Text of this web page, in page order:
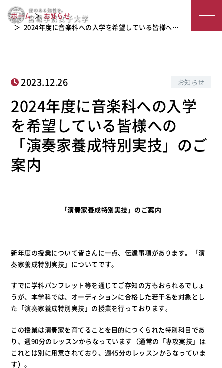
城
子
大
学
いる皆様への 「演奏家養成特別実技」
のご案内
ホーム
お知らせ
2024年度に音楽科への入学を希望している皆様へ…
2023.12.26 お知らせ
2024年度に音楽科への入学
を希望している皆様への
「演奏家養成特別実技」のご
案内
「演奏家養成特別実技」のご案内
新年度の授業について皆さんに一点、伝達事項があります。「演
奏家養成特別実技」についてです。
すでに学科パンフレット等を通じてご存知の方もおられるでしょ
うが、本学科では、オーディションに合格した若干名を対象とし
た「演奏家養成特別実技」の授業を行っております。
この授業は演奏家を育てることを目的につくられた特別科目であ
り、週90分のレッスンからなっています（通常の「専攻実技」は
これとは別に用意されており、週45分のレッスンからなっていま
す）。